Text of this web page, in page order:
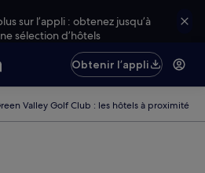
sur l’appli : obtenez jusqu’à
sélection d’hôtels
Obtenir l’appli
Valley Golf Club : les hôtels à proximité